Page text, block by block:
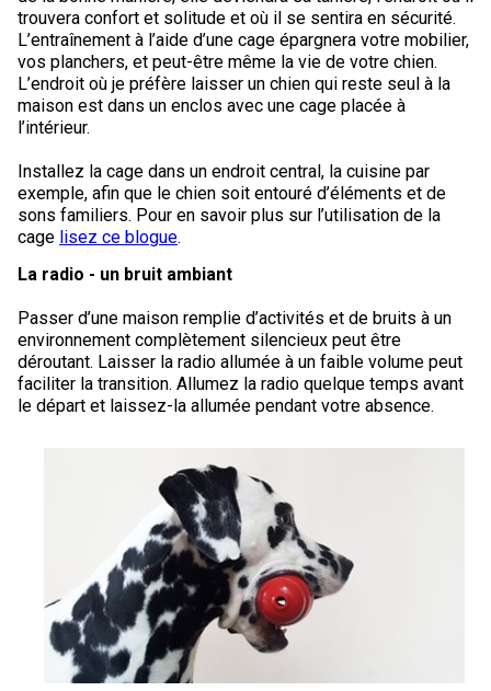
Corgi gallois (Cardigan)
Corgi gallois (Pembroke)
Pumi
Lapphund suédois
Rhodesian ridgeback
Lévrier persan
Shikoku
Whippet
Épagneul des champs
Épagneul français
Épagneul d’eau irlandais
Épagneul Sussex
Spinone italiano
Vizsla à poil lisse
Braque de Weimar
Terrier wheaten à poil doux
Bull terrier du Staffordshire
Terrier gallois
Terrier blanc du West Highland
Mâtin napolitain
Terre-Neuve
Chien d’eau portugais
Rottweiler
Schnauzer (géant)
Schnauzer (standard)
Dogue du Tibet
Laika de lakoutie
trouvera confort et solitude et où il se sentira en sécurité.
L’entraînement à l’aide d’une cage épargnera votre mobilier,
vos planchers, et peut-être même la vie de votre chien.
L’endroit où je préfère laisser un chien qui reste seul à la
maison est dans un enclos avec une cage placée à
l’intérieur.
Installez la cage dans un endroit central, la cuisine par
exemple, afin que le chien soit entouré d’éléments et de
sons familiers. Pour en savoir plus sur l’utilisation de la
cage lisez ce blogue.
La radio - un bruit ambiant
Passer d’une maison remplie d’activités et de bruits à un
environnement complètement silencieux peut être
déroutant. Laisser la radio allumée à un faible volume peut
faciliter la transition. Allumez la radio quelque temps avant
le départ et laissez-la allumée pendant votre absence.